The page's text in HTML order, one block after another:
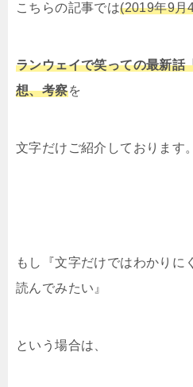
こちらの記事では(2019年9月
ランウェイで笑っての最新話
想、考察を
文字だけご紹介しております。
もし『文字だけではわかりに
読んでみたい』
という場合は、